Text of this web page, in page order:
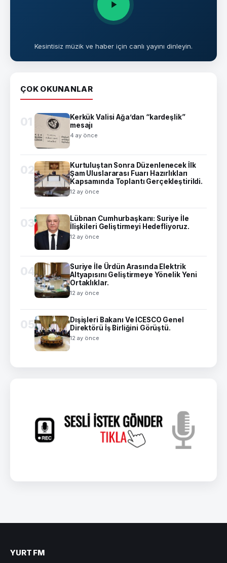
Kesintisiz müzik ve haber için canlı yayını dinleyin.
ÇOK OKUNANLAR
01
Kerkük Valisi Ağa’dan “kardeşlik”
mesajı
4 ay önce
02
Kurtuluştan Sonra Düzenlenecek İlk
Şam Uluslararası Fuarı Hazırlıkları
Kapsamında Toplantı Gerçekleştirildi.
12 ay önce
03
Lübnan Cumhurbaşkanı: Suriye İle
İlişkileri Geliştirmeyi Hedefliyoruz.
12 ay önce
04
Suriye İle Ürdün Arasında Elektrik
Altyapısını Geliştirmeye Yönelik Yeni
Ortaklıklar.
12 ay önce
05
Dışişleri Bakanı Ve ICESCO Genel
Direktörü İş Birliğini Görüştü.
12 ay önce
YURT FM